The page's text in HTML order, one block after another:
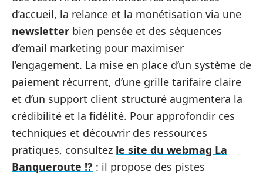
d’accueil, la relance et la monétisation via une
newsletter bien pensée et des séquences
d’email marketing pour maximiser
l’engagement. La mise en place d’un système de
paiement récurrent, d’une grille tarifaire claire
et d’un support client structuré augmentera la
crédibilité et la fidélité. Pour approfondir ces
techniques et découvrir des ressources
pratiques, consultez le site du webmag La
Banqueroute !? : il propose des pistes